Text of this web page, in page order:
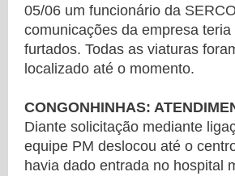
05/06 um funcionário da
comunicações da empresa
furtados. Todas as viaturas
localizado até o momento.
CONGONHINHAS:
Diante solicitação mediante
equipe PM deslocou até o
havia dado entrada no hospital